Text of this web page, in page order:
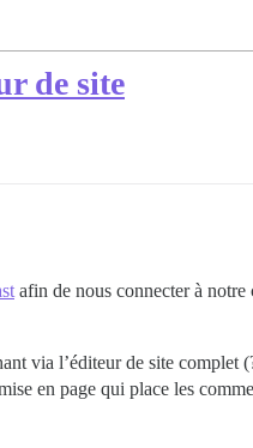
de site
afin de nous connecter à
via l’éditeur de site complet
en page qui place les